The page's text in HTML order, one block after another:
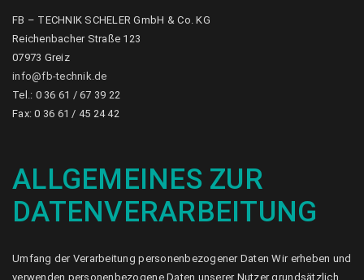
FB – TECHNIK SCHELER GmbH & Co. KG
Reichenbacher Straße 123
07973 Greiz
info@fb-technik.de
Tel.: 0 36 61 / 67 39 22
Fax: 0 36 61 / 45 24 42
ALLGEMEINES ZUR
DATENVERARBEITUNG
Umfang der Verarbeitung personenbezogener Daten Wir erheben und
verwenden personenbezogene Daten unserer Nutzer grundsätzlich